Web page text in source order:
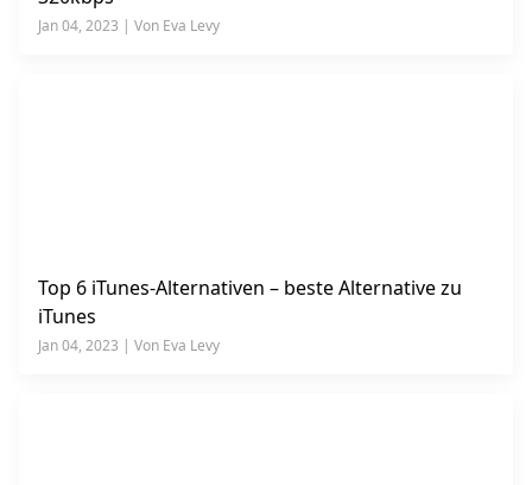
Jan 04, 2023 | Von Eva Levy
Top 6 iTunes-Alternativen – beste Alternative zu
iTunes
Jan 04, 2023 | Von Eva Levy